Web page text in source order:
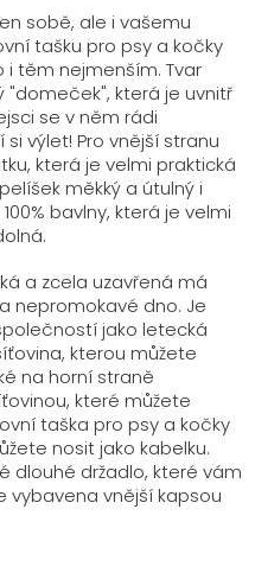
sobě, ale i vašemu
tašku pro psy a kočky
těm nejmenším. Tvar
která je uvnitř
se v něm rádi
výlet! Pro vnější stranu
která je velmi praktická
měkký a útulný i
bavlny, která je velmi
a zcela uzavřená má
nepromokavé dno. Je
jako letecká
kterou můžete
na horní straně
které můžete
taška pro psy a kočky
nosit jako kabelku.
dlouhé držadlo, které vám
vybavena vnější kapsou